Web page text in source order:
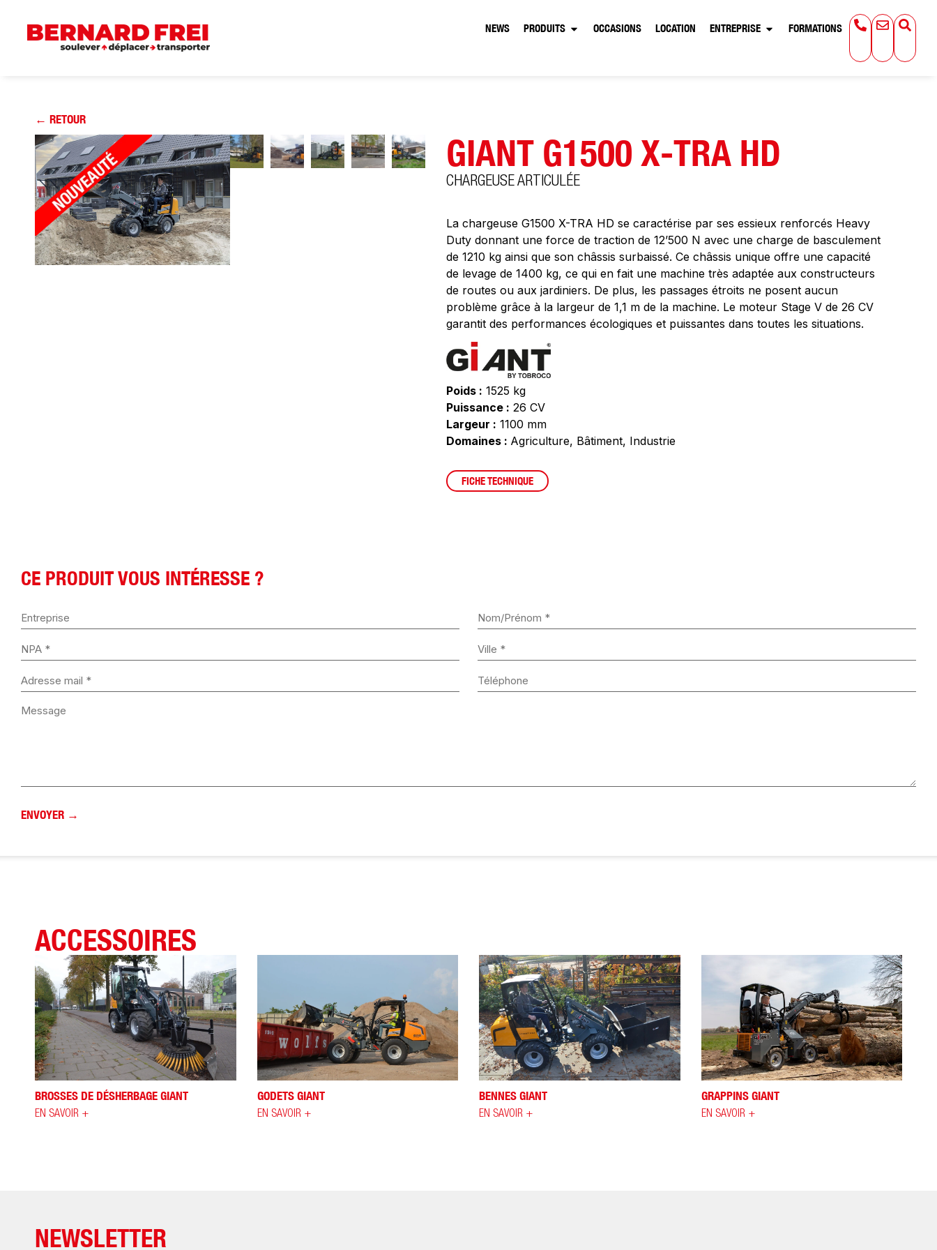
NEWS PRODUITS OCCASIONS LOCATION ENTREPRISE FORMATIONS
← RETOUR
GIANT G1500 X-TRA HD
CHARGEUSE ARTICULÉE
La chargeuse G1500 X-TRA HD se caractérise par ses essieux renforcés Heavy
Duty donnant une force de traction de 12’500 N avec une charge de basculement
de 1210 kg ainsi que son châssis surbaissé. Ce châssis unique offre une capacité
de levage de 1400 kg, ce qui en fait une machine très adaptée aux constructeurs
de routes ou aux jardiniers. De plus, les passages étroits ne posent aucun
problème grâce à la largeur de 1,1 m de la machine. Le moteur Stage V de 26 CV
garantit des performances écologiques et puissantes dans toutes les situations.
Poids : 1525 kg
Puissance : 26 CV
Largeur : 1100 mm
Domaines : Agriculture, Bâtiment, Industrie
FICHE TECHNIQUE
CE PRODUIT VOUS INTÉRESSE ?
ACCESSOIRES
BROSSES DE DÉSHERBAGE GIANT
EN SAVOIR +
GODETS GIANT
EN SAVOIR +
BENNES GIANT
EN SAVOIR +
GRAPPINS GIANT
EN SAVOIR +
NEWSLETTER